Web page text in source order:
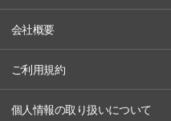
会社概要
ご利用規約
個人情報の取り扱いについて